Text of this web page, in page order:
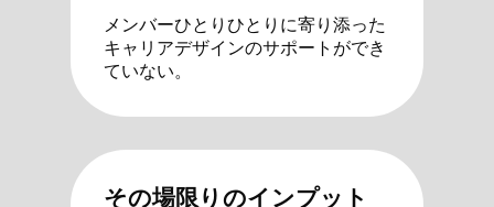
メンバーひとりひとりに寄り添った
キャリアデザインのサポートができ
ていない。
その場限りのインプット